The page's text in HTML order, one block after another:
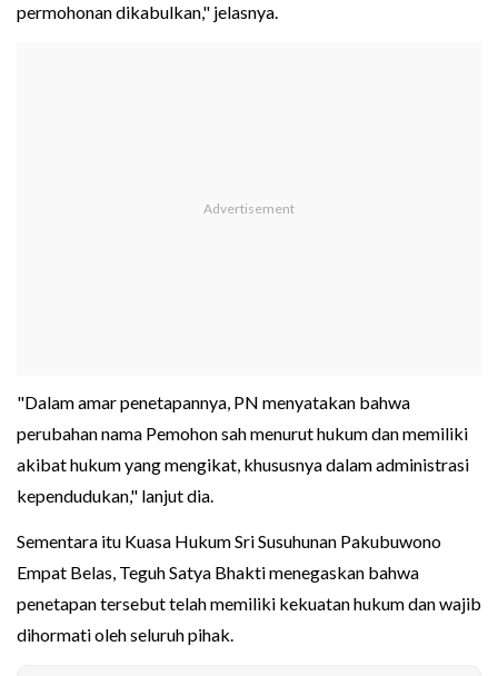
permohonan dikabulkan," jelasnya.
"Dalam amar penetapannya, PN menyatakan bahwa
perubahan nama Pemohon sah menurut hukum dan memiliki
akibat hukum yang mengikat, khususnya dalam administrasi
kependudukan," lanjut dia.
Sementara itu Kuasa Hukum Sri Susuhunan Pakubuwono
Empat Belas, Teguh Satya Bhakti menegaskan bahwa
penetapan tersebut telah memiliki kekuatan hukum dan wajib
dihormati oleh seluruh pihak.